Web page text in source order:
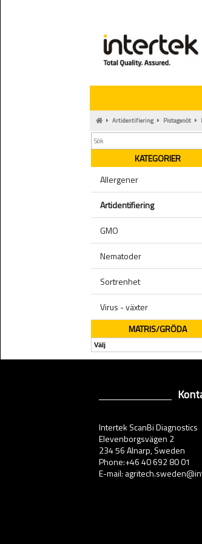
Artidentifiering Pistagenöt
KATEGORIER
Allergener
Artidentifiering
GMO
Nematoder
Sortrenhet
Virus - växter
MATRIS/GRÖDA
Intertek ScanBi Diagnostics
Elevenborgsvägen 2
234 56 Alnarp, Sweden
Phone:+46 40 692 80 01
E-mail: